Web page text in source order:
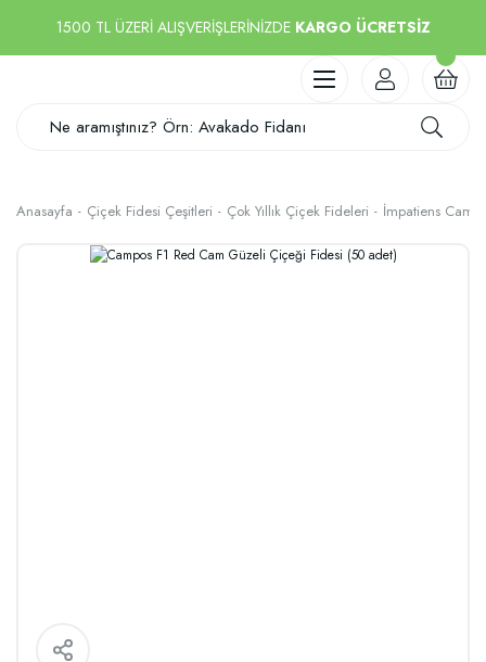
1500 TL ÜZERİ ALIŞVERİŞLERİNİZDE KARGO ÜCRETSİZ
Anasayfa Çiçek Fidesi Çeşitleri Çok Yıllık Çiçek Fideleri İmpatiens Cam